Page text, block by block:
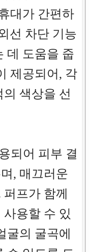
대가 간편하
선 차단 기능
데 도움을 줍
제공되어, 각
색상을 선
되어 피부 결
, 매끄러운
프가 함께
용할 수 있
굴의 굴곡에